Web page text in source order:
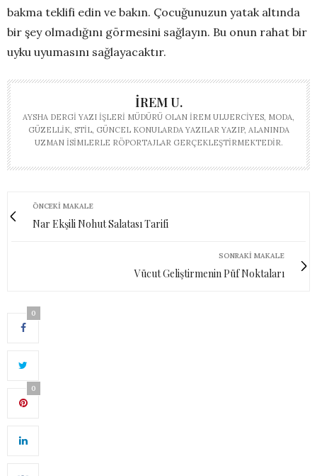
bakma teklifi edin ve bakın. Çocuğunuzun yatak altında
bir şey olmadığını görmesini sağlayın. Bu onun rahat bir
uyku uyumasını sağlayacaktır.
İREM U.
AYSHA DERGI YAZI İŞLERI MÜDÜRÜ OLAN İREM ULUERCIYES, MODA,
GÜZELLIK, STIL, GÜNCEL KONULARDA YAZILAR YAZIP, ALANINDA
UZMAN ISIMLERLE RÖPORTAJLAR GERÇEKLEŞTIRMEKTEDIR.
ÖNCEKI MAKALE
Nar Ekşili Nohut Salatası Tarifi
SONRAKI MAKALE
Vücut Geliştirmenin Püf Noktaları
0
0